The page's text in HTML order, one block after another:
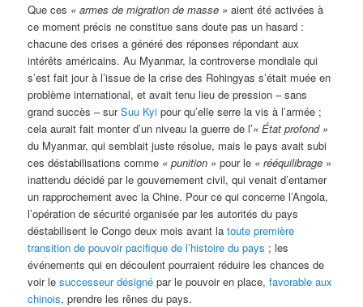
Que ces « armes de migration de masse » aient été activées à
ce moment précis ne constitue sans doute pas un hasard :
chacune des crises a généré des réponses répondant aux
intérêts américains. Au Myanmar, la controverse mondiale qui
s’est fait jour à l’issue de la crise des Rohingyas s’était muée en
problème international, et avait tenu lieu de pression – sans
grand succès – surSuu Kyi pour qu’elle serre la vis à l’armée ;
cela aurait fait monter d’un niveau la guerre de l’« État profond »
du Myanmar, qui semblait juste résolue, mais le pays avait subi
ces déstabilisations comme «punition » pour le «rééquilibrage »
inattendu décidé par le gouvernement civil, qui venait d’entamer
un rapprochement avec la Chine. Pour ce qui concerne l’Angola,
l’opération de sécurité organisée par les autorités du pays
déstabilisent le Congo deux mois avant latoute première
transition de pouvoir pacifique de l’histoire du pays ; les
événements qui en découlent pourraient réduire les chances de
voir lesuccesseur désigné par le pouvoir en place,favorable aux
chinois, prendre les rênes du pays.